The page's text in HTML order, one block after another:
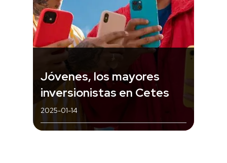
Jóvenes, los mayores
inversionistas en Cetes
2025-01-14